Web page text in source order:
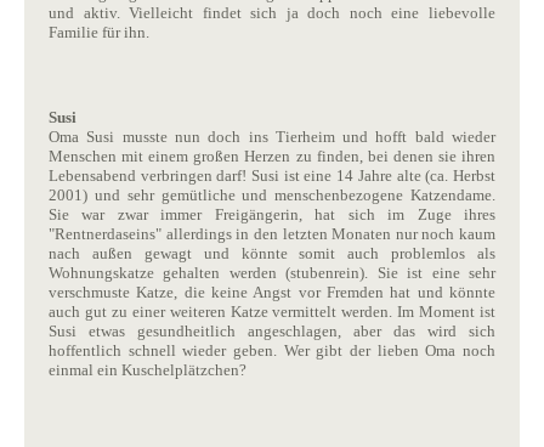
und aktiv. Vielleicht findet sich ja doch noch eine liebevolle
Familie für ihn.
Susi
Oma Susi musste nun doch ins Tierheim und hofft bald wieder
Menschen mit einem großen Herzen zu finden, bei denen sie ihren
Lebensabend verbringen darf! Susi ist eine 14 Jahre alte (ca. Herbst
2001) und sehr gemütliche und menschenbezogene Katzendame.
Sie war zwar immer Freigängerin, hat sich im Zuge ihres
"Rentnerdaseins" allerdings in den letzten Monaten nur noch kaum
nach außen gewagt und könnte somit auch problemlos als
Wohnungskatze gehalten werden (stubenrein). Sie ist eine sehr
verschmuste Katze, die keine Angst vor Fremden hat und könnte
auch gut zu einer weiteren Katze vermittelt werden. Im Moment ist
Susi etwas gesundheitlich angeschlagen, aber das wird sich
hoffentlich schnell wieder geben. Wer gibt der lieben Oma noch
einmal ein Kuschelplätzchen?